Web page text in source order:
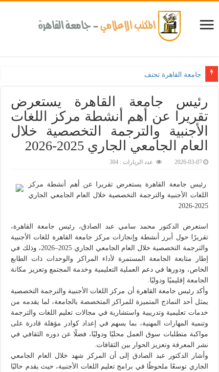
رئيس جامعة القاهرة يستعرض
تقريرا عن أهم أنشطة مركز اللغات
الأجنبية والترجمة التخصصية خلال
العام الجامعي الجاري 2025-2026‎
2026-03-07 عدد الزيارات : 304
رئيس جامعة القاهرة يستعرض تقريرا عن أهم أنشطة مركز
اللغات الأجنبية والترجمة التخصصية خلال العام الجامعي الجاري
2025-2026
استعرض الدكتور محمد سامي عبد الصادق، رئيس جامعة القاهرة،
تقريرًا حول أبرز أنشطة وإنجازات مركز جامعة القاهرة للغات الأجنبية
والترجمة التخصصية خلال العام الجامعي الجاري 2025–2026، وذلك في
إطار متابعة الجامعة المستمرة لأداء المراكز والوحدات ذات الطابع
الخاص، ودورها في دعم العملية التعليمية وخدمة المجتمع وتعزيز مكانة
الجامعة إقليميًا ودوليًا.
وأكد رئيس جامعة القاهرة أن مركز اللغات الأجنبية والترجمة التخصصية
يمثل أحد النماذج المتميزة للمراكز المتخصصة بالجامعة، لما يقدمه من
خدمات تعليمية وتدريبية واستشارية في مجالات تعليم اللغات والترجمة
وتنمية المهارات المهنية، بما يسهم في إعداد كوادر مؤهلة قادرة على
مواكبة متطلبات سوق العمل محليًا ودوليًا، فضلًا عن دوره الثقافي في
نشر المعرفة وتعزيز الحوار بين الثقافات.
وأشار الدكتور عبد الصادق إلى أن المركز شهد خلال العام الجامعي
الجاري توسعًا ملحوظًا في برامج تعليم اللغات الأجنبية، حيث يقدم حاليًا